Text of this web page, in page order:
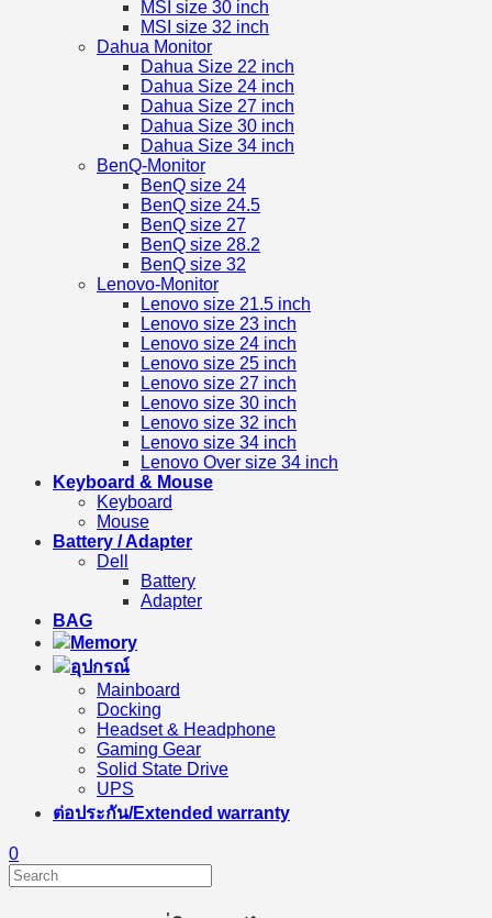
MSI size 30 inch
MSI size 32 inch
Dahua Monitor
Dahua Size 22 inch
Dahua Size 24 inch
Dahua Size 27 inch
Dahua Size 30 inch
Dahua Size 34 inch
BenQ-Monitor
BenQ size 24
BenQ size 24.5
BenQ size 27
BenQ size 28.2
BenQ size 32
Lenovo-Monitor
Lenovo size 21.5 inch
Lenovo size 23 inch
Lenovo size 24 inch
Lenovo size 25 inch
Lenovo size 27 inch
Lenovo size 30 inch
Lenovo size 32 inch
Lenovo size 34 inch
Lenovo Over size 34 inch
Keyboard & Mouse
Keyboard
Mouse
Battery / Adapter
Dell
Battery
Adapter
BAG
Memory
อุปกรณ์
Mainboard
Docking
Headset & Headphone
Gaming Gear
Solid State Drive
UPS
ต่อประกัน/Extended warranty
0